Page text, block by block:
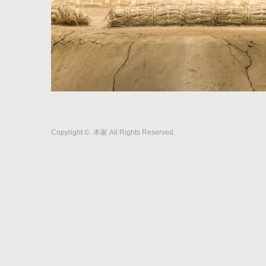
Copyright © 本家 All Rights Reserved.